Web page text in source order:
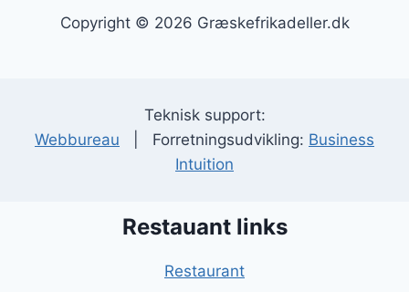
Copyright © 2026 Græskefrikadeller.dk
Teknisk support:
Webbureau | Forretningsudvikling: Business
Intuition
Restauant links
Restaurant